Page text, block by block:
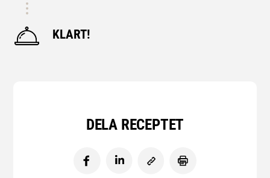
KLART!
DELA RECEPTET